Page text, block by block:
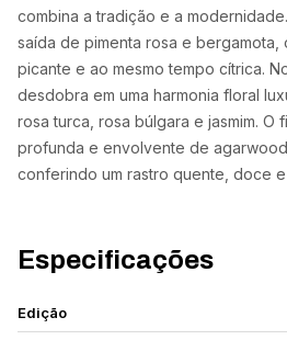
combina a tradição e a
saída de pimenta rosa e
picante e ao mesmo tempo cítrica.
desdobra em uma harmonia floral
rosa turca, rosa búlgara e jasmim. O
profunda e envolvente de
conferindo um rastro quente, doce
Especificações
Edição